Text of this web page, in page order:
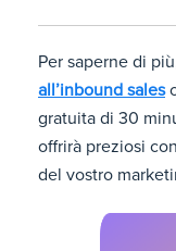
Per saperne di
all’inbound sales
gratuita di 30
offrirà preziosi
del vostro